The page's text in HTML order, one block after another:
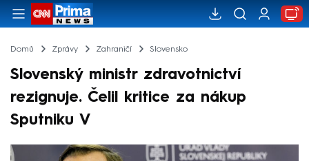
Domů Zprávy Zahraničí Slovensko
Slovenský ministr zdravotnictví
rezignuje. Čelil kritice za nákup
Sputniku V